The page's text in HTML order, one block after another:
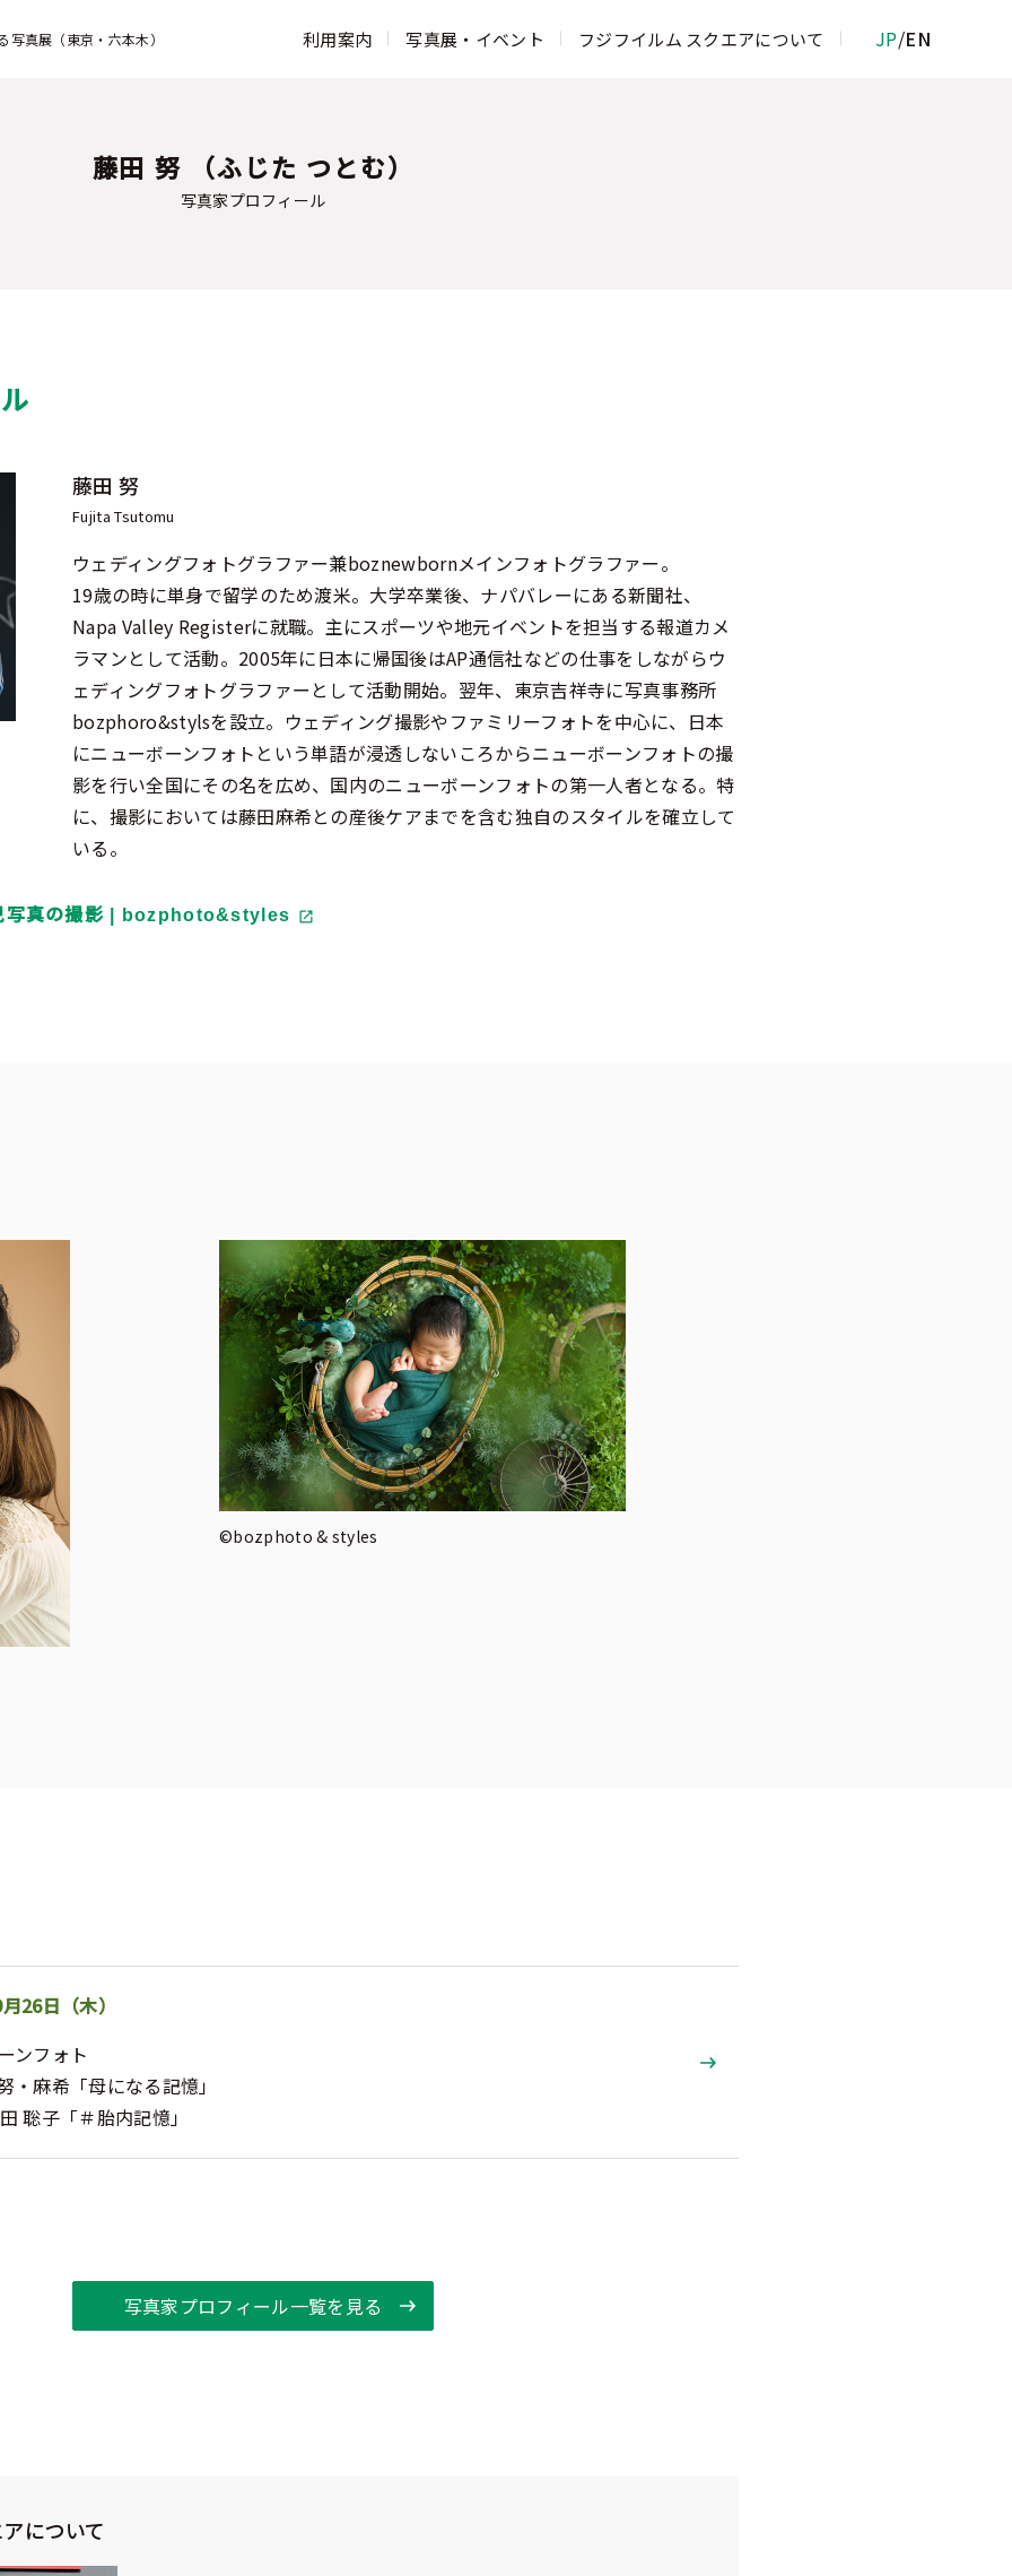
真展（東京・六本木） 利用案内 写真展・イベント フジフイルム スクエアについて JP/EN
写真家プロフィール藤田 努 （ふじた つとむ）
写真家プロフィール
藤田 努
Fujita Tsutomu
ウェディングフォトグラファー兼boznewbornメインフォトグラファー。
19歳の時に単身で留学のため渡米。大学卒業後、ナパバレーにある新聞社、
Napa Valley Registerに就職。主にスポーツや地元イベントを担当する報道カメ
ラマンとして活動。2005年に日本に帰国後はAP通信社などの仕事をしながらウ
ェディングフォトグラファーとして活動開始。翌年、東京吉祥寺に写真事務所
bozphoro&stylsを設立。ウェディング撮影やファミリーフォトを中心に、日本
にニューボーンフォトという単語が浸透しないころからニューボーンフォトの撮
影を行い全国にその名を広め、国内のニューボーンフォトの第一人者となる。特
に、撮影においては藤田麻希との産後ケアまでを含む独自のスタイルを確立して
いる。
写真の撮影 | bozphoto&styles
©bozphoto & styles
26日（木）
ンフォト
麻希「母になる記憶」
聡子「＃胎内記憶」
写真家プロフィール一覧を見る
について